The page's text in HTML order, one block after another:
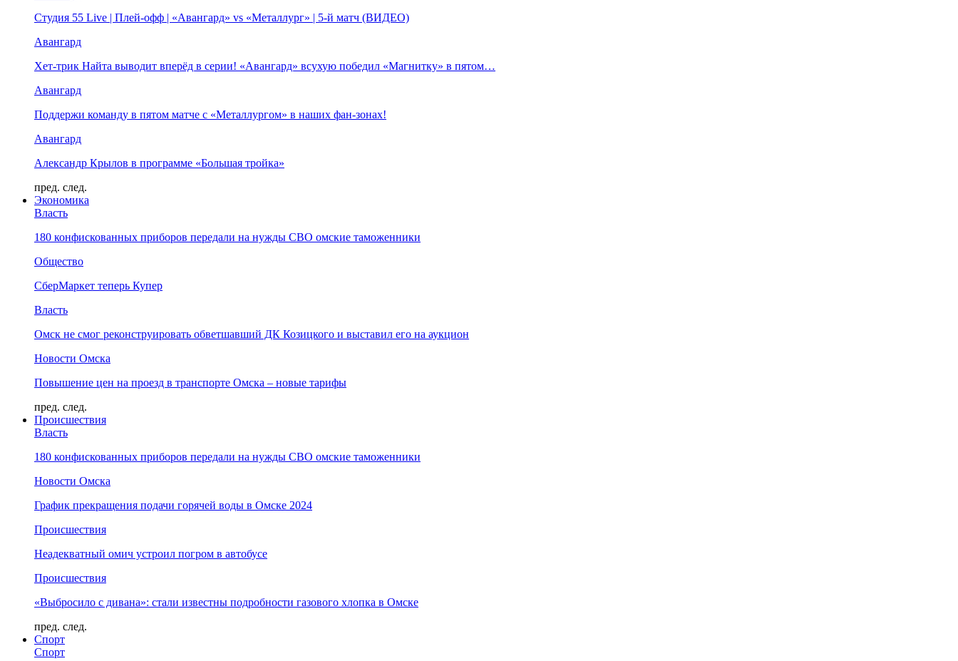
Студия 55 Live | Плей-офф | «Авангард» vs «Металлург» | 5-й матч (ВИДЕО)
Авангард
Хет-трик Найта выводит вперёд в серии! «Авангард» всухую победил «Магнитку» в пятом…
Авангард
Поддержи команду в пятом матче с «Металлургом» в наших фан-зонах!
Авангард
Александр Крылов в программе «Большая тройка»
пред. след.
Экономика
Власть
180 конфискованных приборов передали на нужды СВО омские таможенники
Общество
СберМаркет теперь Купер
Власть
Омск не смог реконструировать обветшавший ДК Козицкого и выставил его на аукцион
Новости Омска
Повышение цен на проезд в транспорте Омска – новые тарифы
пред. след.
Происшествия
Власть
180 конфискованных приборов передали на нужды СВО омские таможенники
Новости Омска
График прекращения подачи горячей воды в Омске 2024
Происшествия
Неадекватный омич устроил погром в автобусе
Происшествия
«Выбросило с дивана»: стали известны подробности газового хлопка в Омске
пред. след.
Спорт
Спорт